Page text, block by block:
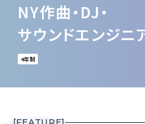
NY作曲・DJ・
サウンドエンジニ
4年制